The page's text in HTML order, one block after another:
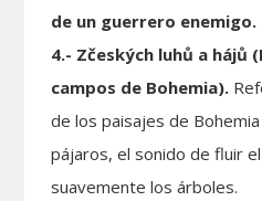
de un guerrero enemigo.
4.- Zčeských luhů a hájů
campos de Bohemia).
de los paisajes de
pájaros, el sonido de fluir
suavemente los árboles.